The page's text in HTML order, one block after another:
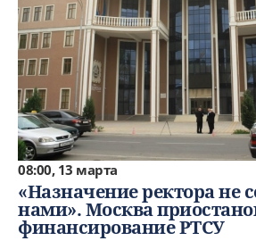
08:00, 13 марта
«Назначение ректора не
нами». Москва
финансирование РТСУ